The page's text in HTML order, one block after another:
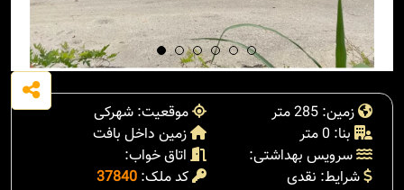
زمین: 285 متر
موقعیت: شهرکی
بنا: 0 متر
زمین داخل بافت
سرویس بهداشتی:
اتاق خواب:
شرایط: نقدی
کد ملک: 37840